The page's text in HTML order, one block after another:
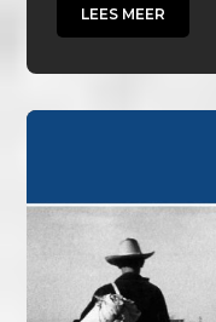
LEES MEER